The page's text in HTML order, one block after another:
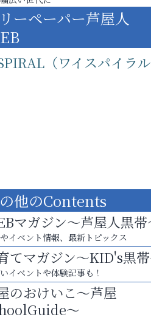
ーペーパー芦屋人
（ワイスパイラル
足「動かない」を解消しませんか？
イール芦屋店
他のContents
マガジン～芦屋人黒帯
イベント情報、最新トピックス
てマガジン～KID's黒
イベントや体験記事も！
のおけいこ～芦屋
～